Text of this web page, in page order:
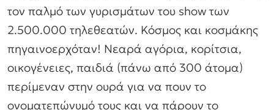
τον παλμό των γυρισμάτων του show των
2.500.000 τηλεθεατών. Κόσμος και κοσμάκης
πηγαινοερχόταν! Νεαρά αγόρια, κορίτσια,
οικογένειες, παιδιά (πάνω από 300 άτομα)
περίμεναν στην ουρά για να πουν το
ονοματεπώνυμό τους και να πάρουν το